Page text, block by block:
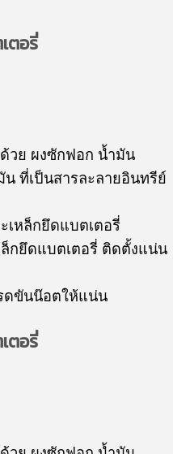
ตอรี่
วย ผงซักฟอก น้ำมัน
น ที่เป็นสารละลายอินทรีย์
เหล็กยึดแบตเตอรี่
กยึดแบตเตอรี่ ติดตั้งแน่น
ดขันน๊อตให้แน่น
ตอรี่